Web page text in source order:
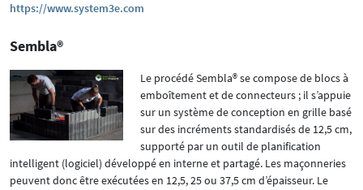
https://www.system3e.com
Sembla®
Le procédé Sembla® se compose de blocs à
emboîtement et de connecteurs ; il s’appuie
sur un système de conception en grille basé
sur des incréments standardisés de 12,5 cm,
supporté par un outil de planification
intelligent (logiciel) développé en interne et partagé. Les maçonneries
peuvent donc être exécutées en 12,5, 25 ou 37,5 cm d’épaisseur. Le